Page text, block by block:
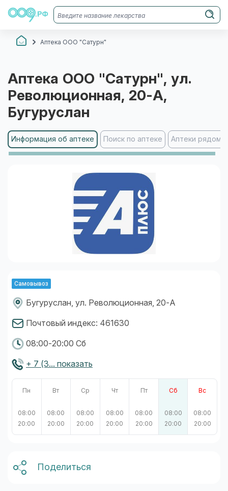
Аптека ООО "Сатурн"
Аптека ООО "Сатурн", ул.
Революционная, 20-А,
Бугуруслан
Информация об аптеке Поиск по аптеке Аптеки рядом
Самовывоз
Бугуруслан, ул. Революционная, 20-А
Почтовый индекс: 461630
08:00-20:00 Сб
+ 7 (3... показать
Пн
08:00
20:00
Вт
08:00
20:00
Ср
08:00
20:00
Чт
08:00
20:00
Пт
08:00
20:00
Сб
08:00
20:00
Вс
08:00
20:00
Поделиться